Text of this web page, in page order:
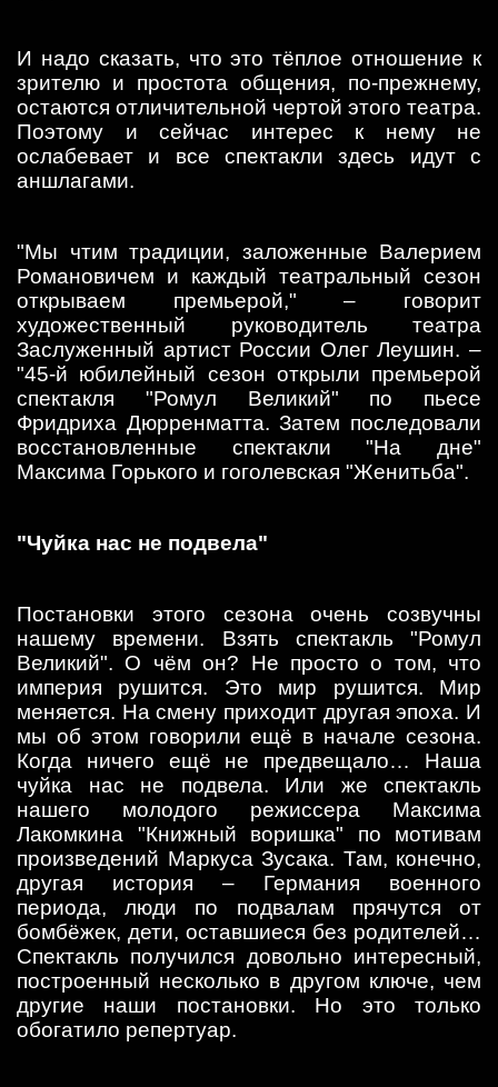
И надо сказать, что это тёплое отношение к
зрителю и простота общения, по-прежнему,
остаются отличительной чертой этого театра.
Поэтому и сейчас интерес к нему не
ослабевает и все спектакли здесь идут с
аншлагами.
"Мы чтим традиции, заложенные Валерием
Романовичем и каждый театральный сезон
открываем премьерой," – говорит
художественный руководитель театра
Заслуженный артист России Олег Леушин. –
"45-й юбилейный сезон открыли премьерой
спектакля "Ромул Великий" по пьесе
Фридриха Дюрренматта. Затем последовали
восстановленные спектакли "На дне"
Максима Горького и гоголевская "Женитьба".
"Чуйка нас не подвела"
Постановки этого сезона очень созвучны
нашему времени. Взять спектакль "Ромул
Великий". О чём он? Не просто о том, что
империя рушится. Это мир рушится. Мир
меняется. На смену приходит другая эпоха. И
мы об этом говорили ещё в начале сезона.
Когда ничего ещё не предвещало… Наша
чуйка нас не подвела. Или же спектакль
нашего молодого режиссера Максима
Лакомкина "Книжный воришка" по мотивам
произведений Маркуса Зусака. Там, конечно,
другая история – Германия военного
периода, люди по подвалам прячутся от
бомбёжек, дети, оставшиеся без родителей…
Спектакль получился довольно интересный,
построенный несколько в другом ключе, чем
другие наши постановки. Но это только
обогатило репертуар.